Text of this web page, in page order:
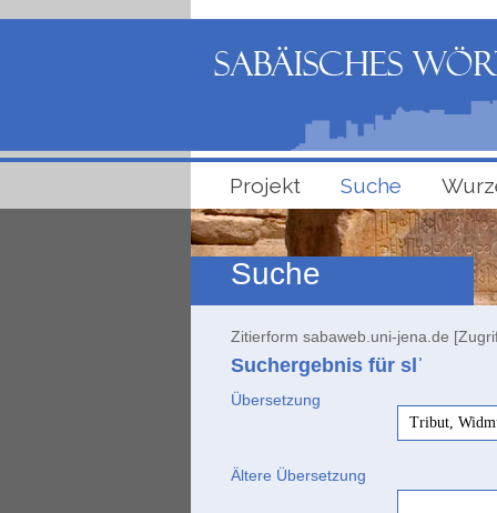
Projekt Suche
Suche
Zitierform sabaweb.uni-jena.de
Suchergebnis für slʾ
Übersetzung
Tribut,
Ältere Übersetzung